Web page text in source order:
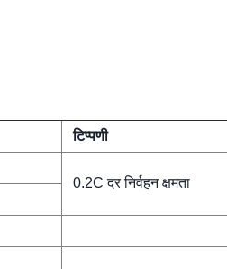
टिप्पणी
0.2C दर निर्वहन क्षमता